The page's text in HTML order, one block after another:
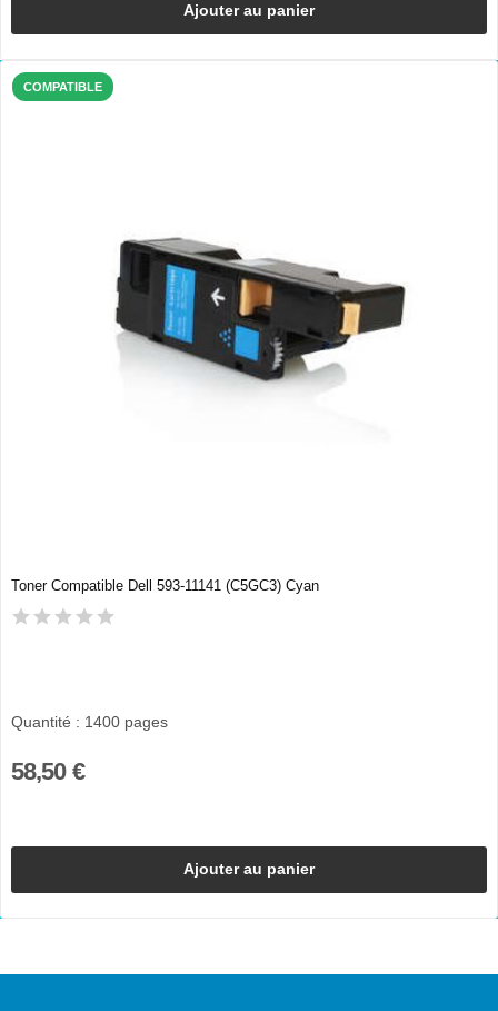
Ajouter au panier
COMPATIBLE
Toner Compatible Dell 593-11141 (C5GC3) Cyan
Quantité : 1400 pages
58,50 €
Ajouter au panier